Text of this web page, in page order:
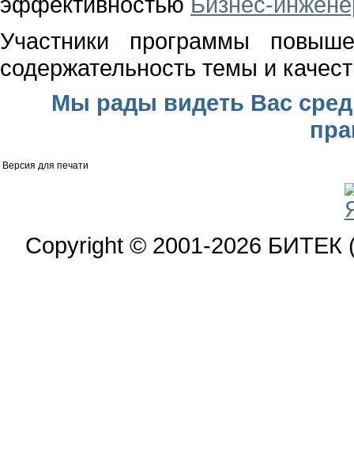
Участники программы
содержательность темы и
Мы рады видеть Вас
Версия для печати
Copyright © 2001-2026 БИТЕК